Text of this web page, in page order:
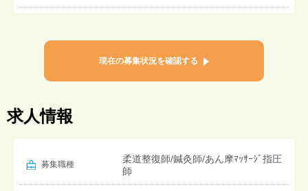
現在の募集状況を確認する
求人情報
募集職種
柔道整復師/鍼灸師/あん摩ﾏｯｻｰｼﾞ指圧
師